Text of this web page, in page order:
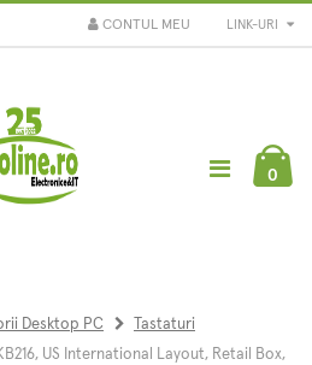
LINK-URI
CONTUL MEU
0
Desktop PC
Tastaturi
US International Layout, Retail Box,